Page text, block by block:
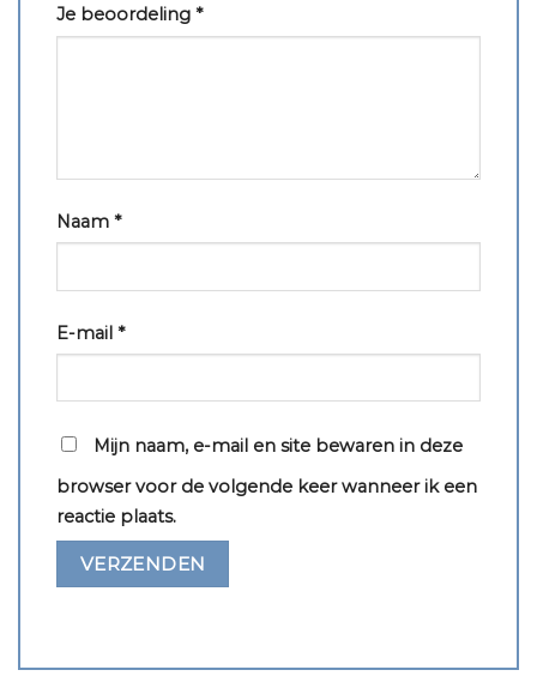
Je beoordeling *
Naam *
E-mail *
Mijn naam, e-mail en site bewaren in deze
browser voor de volgende keer wanneer ik een
reactie plaats.